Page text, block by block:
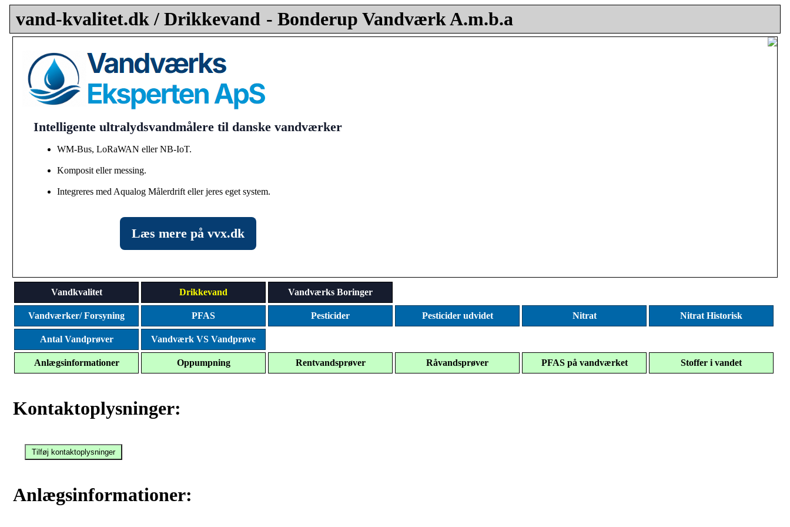
vand-kvalitet.dk / Drikkevand - Bonderup Vandværk A.m.b.a
Intelligente ultralydsvandmålere til danske vandværker
WM-Bus, LoRaWAN eller NB-IoT.
Komposit eller messing.
Integreres med Aqualog Målerdrift eller jeres eget system.
Læs mere på vvx.dk
Vandkvalitet Drikkevand Vandværks Boringer
Vandværker/ Forsyning PFAS Pesticider Pesticider udvidet Nitrat Nitrat Historisk
Antal Vandprøver Vandværk VS Vandprøve
Anlægsinformationer Oppumpning Rentvandsprøver Råvandsprøver PFAS på vandværket Stoffer i vandet
Kontaktoplysninger:
Anlægsinformationer: